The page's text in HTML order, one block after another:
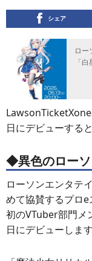
シェア
ロー
「
日にデビューする
◆異色のローソ
ローソンエンタテ
めて協賛するプロ
初のVTuber部門メ
日にデビューします